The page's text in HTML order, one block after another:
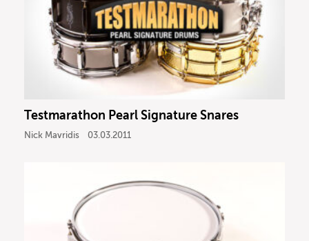
Testmarathon Pearl Signature Snares
Nick Mavridis 03.03.2011